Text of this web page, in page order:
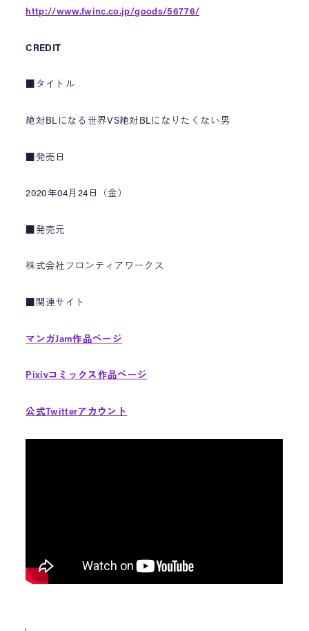
http://www.fwinc.co.jp/goods/56776/
CREDIT
■タイトル
絶対BLになる世界VS絶対BLになりたくない男
■発売日
2020年04月24日（金）
■発売元
株式会社フロンティアワークス
■関連サイト
マンガJam作品ページ
Pixivコミックス作品ページ
公式Twitterアカウント